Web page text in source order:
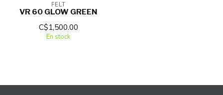
FELT
VR 60 GLOW GREEN
C$1,500.00
En stock